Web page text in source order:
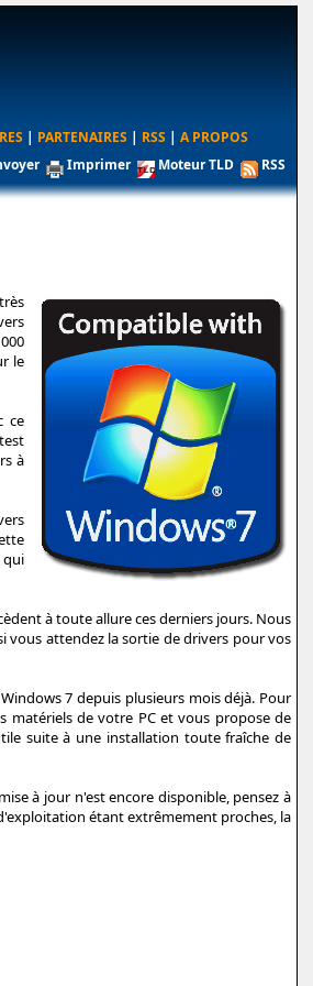
| PARTENAIRES | RSS | A PROPOS
Imprimer Moteur TLD RSS
le
ce
à
qui
à toute allure ces derniers jours. Nous
vous attendez la sortie de drivers pour vos
7 depuis plusieurs mois déjà. Pour
matériels de votre PC et vous propose de
suite à une installation toute fraîche de
à jour n'est encore disponible, pensez à
étant extrêmement proches, la